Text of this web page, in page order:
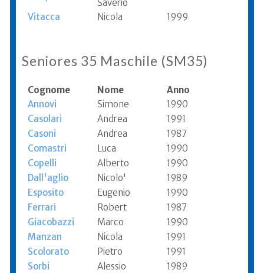
Saverio
Vitacca
Nicola 1999
Seniores 35 Maschile (SM35)
Cognome Nome
Anno
Annovi
Simone
1990
Casolari
Andrea
1991
Casoni
Andrea
1987
Comastri
Luca
1990
Copelli
Alberto
1990
Dall'aglio
Nicolo'
1989
Esposito
Eugenio
1990
Ferrari
Robert
1987
Giacobazzi
Marco
1990
Manzan
Nicola
1991
Scolorato
Pietro
1991
Sorbi
Alessio
1989